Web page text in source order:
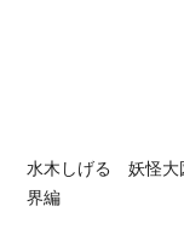
水木しげる 妖怪
界編